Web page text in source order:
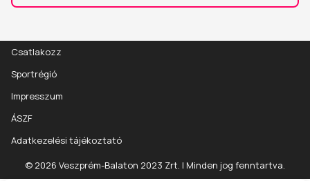
© 2026 Veszprém-Balaton 2023 Zrt. | Minden jog fenntartva.
Csatlakozz
Sportrégió
Impresszum
ÁSZF
Adatkezelési tájékoztató